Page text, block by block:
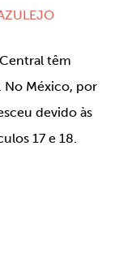
têm
No México, por
devido às
17 e 18.